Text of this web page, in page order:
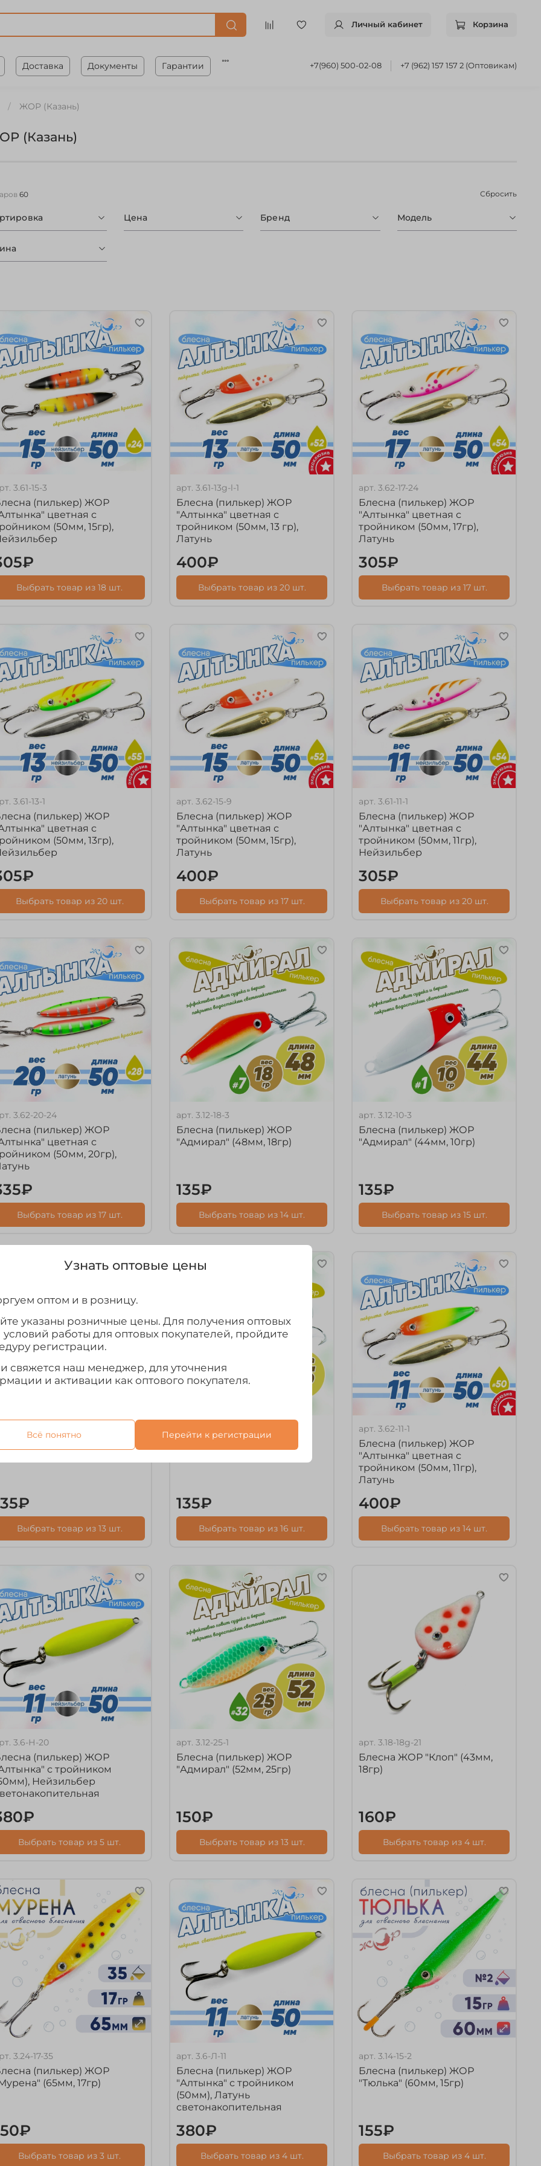
Личный кабинет Корзина
Доставка Документы Гарантии +7(960) 500-02-08 +7 (962) 157 157 2 (Оптовикам)
ЖОР (Казань)
(Казань)
60 Сбросить
Цена Бренд Модель
3.61-15-3
(пилькер) ЖОР
цветная с
(50мм, 15гр),
Выбрать товар из 18 шт.
арт.3.61-13g-l-1
Блесна (пилькер) ЖОР
"Алтынка" цветная с
тройником (50мм, 13 гр),
Латунь
400₽
Выбрать товар из 20 шт.
арт.3.62-17-24
Блесна (пилькер) ЖОР
"Алтынка" цветная с
тройником (50мм, 17гр),
Латунь
305₽
Выбрать товар из 17 шт.
3.61-13-1
(пилькер) ЖОР
цветная с
(50мм, 13гр),
Выбрать товар из 20 шт.
арт.3.62-15-9
Блесна (пилькер) ЖОР
"Алтынка" цветная с
тройником (50мм, 15гр),
Латунь
400₽
Выбрать товар из 17 шт.
арт.3.61-11-1
Блесна (пилькер) ЖОР
"Алтынка" цветная с
тройником (50мм, 11гр),
Нейзильбер
305₽
Выбрать товар из 20 шт.
3.62-20-24
(пилькер) ЖОР
цветная с
(50мм, 20гр),
Выбрать товар из 17 шт.
арт.3.12-18-3
Блесна (пилькер) ЖОР
"Адмирал" (48мм, 18гр)
135₽
Выбрать товар из 14 шт.
арт.3.12-10-3
Блесна (пилькер) ЖОР
"Адмирал" (44мм, 10гр)
135₽
Выбрать товар из 15 шт.
Выбрать товар из 13 шт.
арт.
Блесна (пилькер) ЖОР
135₽
Выбрать товар из 16 шт.
арт.3.62-11-1
Блесна (пилькер) ЖОР
"Алтынка" цветная с
тройником (50мм, 11гр),
Латунь
400₽
Выбрать товар из 14 шт.
3.6-Н-20
(пилькер) ЖОР
с тройником
Нейзильбер
Выбрать товар из 5 шт.
арт.3.12-25-1
Блесна (пилькер) ЖОР
"Адмирал" (52мм, 25гр)
150₽
Выбрать товар из 13 шт.
арт.3.18-18g-21
Блесна ЖОР "Клоп" (43мм,
18гр)
160₽
Выбрать товар из 4 шт.
3.24-17-35
(пилькер) ЖОР
(65мм, 17гр)
Выбрать товар из 3 шт.
арт.3.6-Л-11
Блесна (пилькер) ЖОР
"Алтынка" с тройником
(50мм), Латунь
светонакопительная
380₽
Выбрать товар из 4 шт.
арт.3.14-15-2
Блесна (пилькер) ЖОР
"Тюлька" (60мм, 15гр)
155₽
Выбрать товар из 4 шт.
Узнать оптовые цены
оптом и в розницу.
указаны розничные цены. Для получения оптовых
условий работы для оптовых покупателей, пройдите
регистрации.
свяжется наш менеджер, для уточнения
и активации как оптового покупателя.
Всё понятно Перейти к регистрации